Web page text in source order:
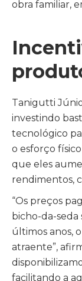
obra familiar,
Tanigutti
investindo
tecnológico
o esforço
que eles
rendimentos,
“Os preços
bicho-da-seda
últimos anos,
atraente”,
facilitando a